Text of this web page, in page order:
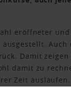
eröffneter
Damit
damit zu
Zeit auslaufen.